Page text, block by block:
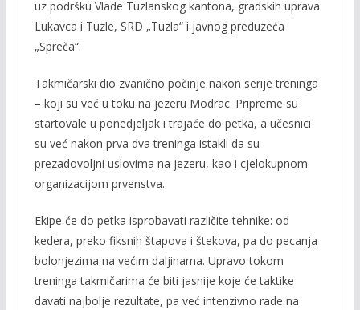
uz podršku Vlade Tuzlanskog kantona, gradskih uprava
Lukavca i Tuzle, SRD „Tuzla“ i javnog preduzeća
„Spreča“.
Takmičarski dio zvanično počinje nakon serije treninga
– koji su već u toku na jezeru Modrac. Pripreme su
startovale u ponedjeljak i trajaće do petka, a učesnici
su već nakon prva dva treninga istakli da su
prezadovoljni uslovima na jezeru, kao i cjelokupnom
organizacijom prvenstva.
Ekipe će do petka isprobavati različite tehnike: od
kedera, preko fiksnih štapova i štekova, pa do pecanja
bolonjezima na većim daljinama. Upravo tokom
treninga takmičarima će biti jasnije koje će taktike
davati najbolje rezultate, pa već intenzivno rade na